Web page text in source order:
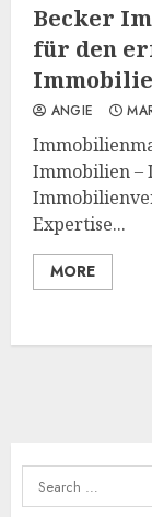
Becker
für den
ANGIE
Immobilien –
Expertise...
MORE
Search
for: